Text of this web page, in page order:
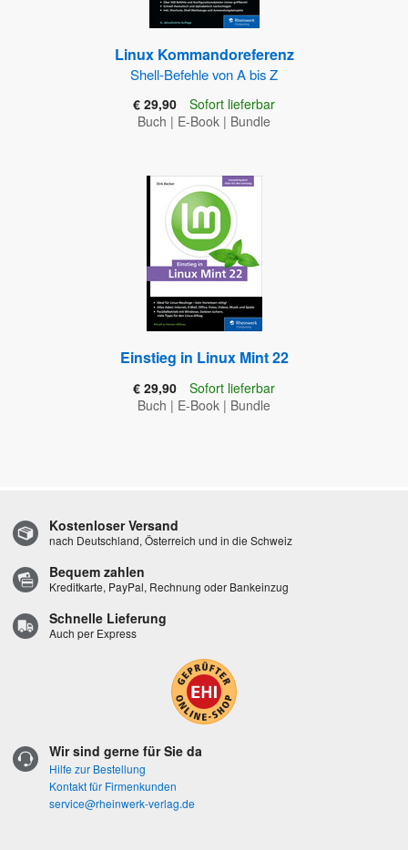
Linux Kommandoreferenz
Shell-Befehle von A bis Z
€ 29,90
Sofort lieferbar
Buch | E-Book | Bundle
Einstieg in Linux Mint 22
€ 29,90
Sofort lieferbar
Buch | E-Book | Bundle
Kostenloser Versand
nach Deutschland, Österreich und in die Schweiz
Bequem zahlen
Kreditkarte, PayPal, Rechnung oder Bankeinzug
Schnelle Lieferung
Auch per Express
Wir sind gerne für Sie da
Hilfe zur Bestellung
Kontakt für Firmenkunden
service@rheinwerk-verlag.de